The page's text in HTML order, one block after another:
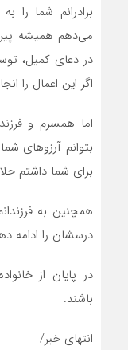
برادرانم شما
می‌دهم همیشه
در دعای کمیل،
اگر این اعمال را
اما همسرم و
بتوانم آرزوهای
برای شما داشتم
همچنین به
درسشان را ادامه
در پایان از
باشند.
انتهای خبر/